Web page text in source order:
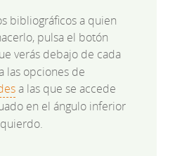
bibliográficos a quien
pulsa el botón
verás debajo de cada
las opciones de
a las que se accede
en el ángulo inferior